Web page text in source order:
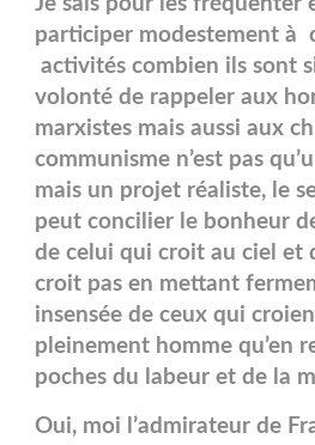
participer modestement à
activités combien ils sont
volonté de rappeler aux
marxistes mais aussi aux
communisme n’est pas
mais un projet réaliste, le
peut concilier le bonheur
de celui qui croit au ciel et
croit pas en mettant
insensée de ceux qui
pleinement homme qu’en
poches du labeur et de la
Oui, moi l’admirateur de